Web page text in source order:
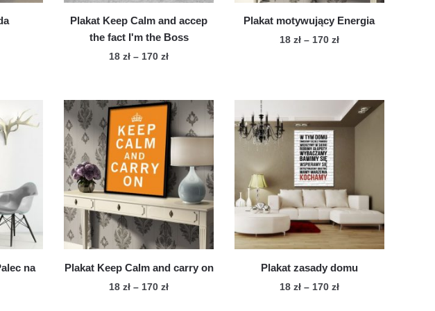
produktu
zł
Plakat Keep Calm and accep
the fact I'm the Boss
18zł – 170złZakres
18 zł
do
170 zł
produkt
ma
wiele
wariantów.
Opcje
można
wybrać
na
stronie
Plakat motywujący Energia
18 zł – 170 złZakres
do
170 zł
ma
wariantów.
Opcje
można
wybrać
na
stronie
produktu
na
Plakat Keep Calm and carry on
18zł – 170złZakres
Plakat zasady domu
18 zł – 170 złZakres